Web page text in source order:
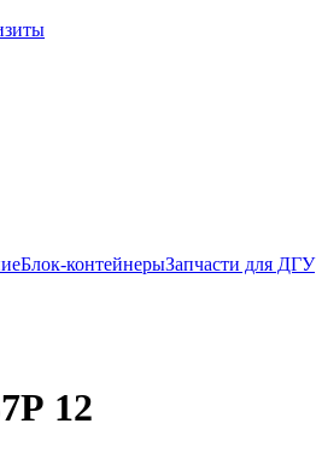
Блок-контейнерыЗапчасти для ДГУ
12